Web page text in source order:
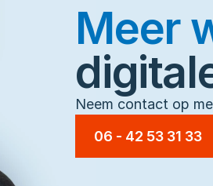
Meer
Neem contact op
06 - 42 53 31 33